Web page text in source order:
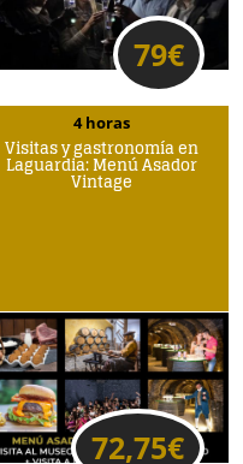
4 horas
Visitas y gastronomía en
Laguardia: Menú Asador
Vintage
72,75€
79€